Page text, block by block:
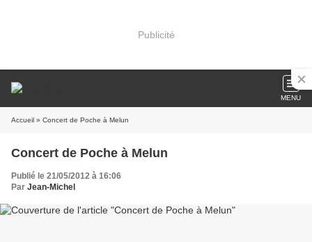
Publicité
MENU
Accueil » Concert de Poche à Melun
Concert de Poche à Melun
Publié le 21/05/2012 à 16:06
Par Jean-Michel